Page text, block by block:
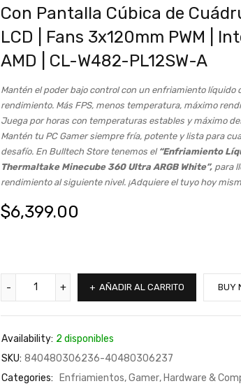
Con Pantalla Cúbica de
LCD | Fans 3x120mm PWM |
AMD | CL-W482-PL12SW-A
Mantén el poder bajo control con un enfriamiento líquido
rendimiento. Más FPS, menos temperatura, máximo
Juega por horas con temperaturas estables y máximo
Mantén tu PC Gamer siempre fría, potente y lista para
desafío. En Bulltech Store tenemos el “Enfriamiento
Thermaltake Minecube 360 Ultra ARGB White”, para
rendimiento al siguiente nivel. ¡Adquiere el tuyo hoy
$6,399.00
AÑADIR AL CARRITO BUY
Availability: 2 disponibles
SKU: 840480306236-40480306237
Categories:
Enfriamientos,Gamer, Hardware &